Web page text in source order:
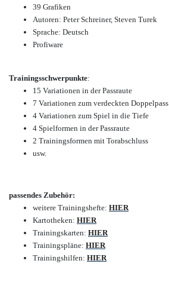
39 Grafiken
Autoren: Peter Schreiner, Steven Turek
Sprache: Deutsch
Profiware
Trainingsschwerpunkte:
15 Variationen in der Passraute
7 Variationen zum verdeckten Doppelpass
4 Variationen zum Spiel in die Tiefe
4 Spielformen in der Passraute
2 Trainingsformen mit Torabschluss
usw.
passendes Zubehör:
weitere Trainingshefte: HIER
Kartotheken: HIER
Trainingskarten: HIER
Trainingspläne: HIER
Trainingshilfen: HIER